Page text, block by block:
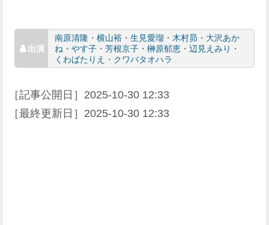
南原清隆 ・ 横山裕・ 生見愛瑠・ 木村昴 ・ 大沢あか
ね ・ やす子・ 芳根京子・ 榊原郁恵・ 辺見えみり ・
くわばたりえ
・ クワバタオハラ
［記事公開日］ 2025-10-30 12:33
［最終更新日］ 2025-10-30 12:33